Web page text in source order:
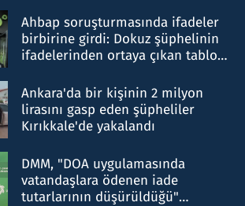
Ahbap soruşturmasında ifadeler
birbirine girdi: Dokuz şüphelinin
ifadelerinden ortaya çıkan tablo
Ankara'da bir kişinin 2 milyon
lirasını gasp eden şüpheliler
Kırıkkale'de yakalandı
DMM, "DOA uygulamasında
vatandaşlara ödenen iade
tutarlarının düşürüldüğü"